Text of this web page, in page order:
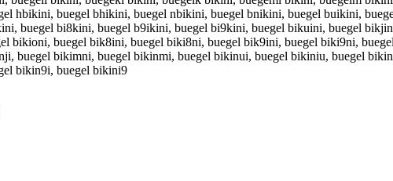
hbikini, buegel bhikini, buegel nbikini, buegel bnikini, buegel buikini,
buegel bi8kini, buegel b9ikini, buegel bi9kini, buegel bikuini, buegel
bikioni, buegel bik8ini, buegel biki8ni, buegel bik9ini, buegel biki9ni,
buegel bikimni, buegel bikinmi, buegel bikinui, buegel bikiniu, buegel
bikin9i, buegel bikini9